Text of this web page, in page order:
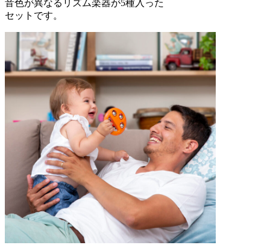
音色が異なるリズム楽器が5種入った
セットです。